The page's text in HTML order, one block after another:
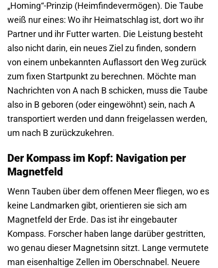
„Homing“-Prinzip (Heimfindevermögen). Die Taube
weiß nur eines: Wo ihr Heimatschlag ist, dort wo ihr
Partner und ihr Futter warten. Die Leistung besteht
also nicht darin, ein neues Ziel zu finden, sondern
von einem unbekannten Auflassort den Weg zurück
zum fixen Startpunkt zu berechnen. Möchte man
Nachrichten von A nach B schicken, muss die Taube
also in B geboren (oder eingewöhnt) sein, nach A
transportiert werden und dann freigelassen werden,
um nach B zurückzukehren.
Der Kompass im Kopf: Navigation per
Magnetfeld
Wenn Tauben über dem offenen Meer fliegen, wo es
keine Landmarken gibt, orientieren sie sich am
Magnetfeld der Erde. Das ist ihr eingebauter
Kompass. Forscher haben lange darüber gestritten,
wo genau dieser Magnetsinn sitzt. Lange vermutete
man eisenhaltige Zellen im Oberschnabel. Neuere